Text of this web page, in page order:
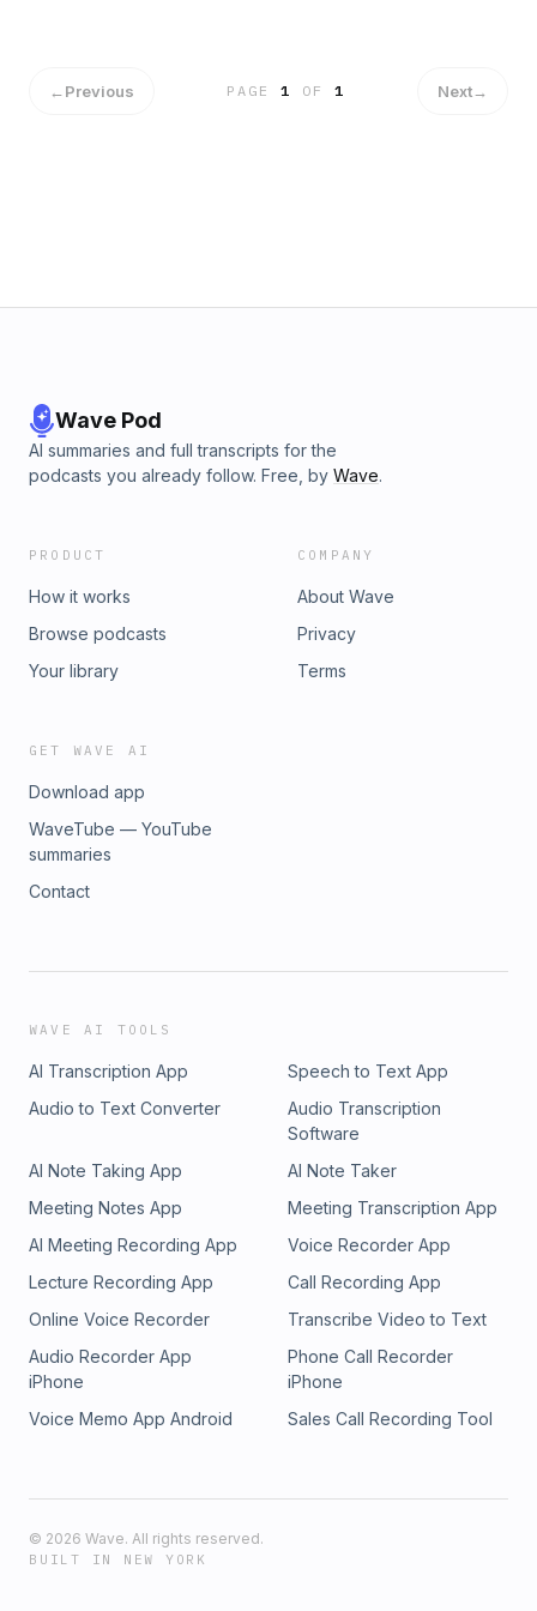
simple :- un podcast où tu peux souffler, te reconnaître, et te
←Previous PAGE1 OF 1 Next→
Wave Pod
AI summaries and full transcripts for the
podcasts you already follow. Free, by Wave.
PRODUCT
How it works
Browse podcasts
Your library
COMPANY
About Wave
Privacy
Terms
GET WAVE AI
Download app
WaveTube — YouTube
summaries
Contact
WAVE AI TOOLS
AI Transcription App
Speech to Text App
Audio to Text Converter
Audio Transcription
Software
AI Note Taking App
AI Note Taker
Meeting Notes App
Meeting Transcription App
AI Meeting Recording App
Voice Recorder App
Lecture Recording App
Call Recording App
Online Voice Recorder
Transcribe Video to Text
Audio Recorder App
iPhone
Phone Call Recorder
iPhone
Voice Memo App Android
Sales Call Recording Tool
© 2026 Wave. All rights reserved.
BUILT IN NEW YORK